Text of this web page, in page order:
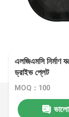
এলজিএমসি নির্মাণ
ড্রাইভ প্লেট
MOQ：100